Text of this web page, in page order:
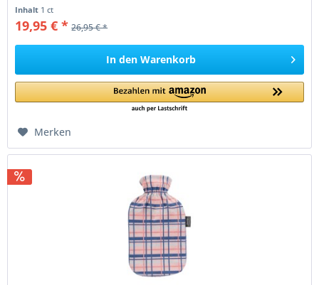
Inhalt 1 ct
19,95 € * 26,95 € *
In den Warenkorb
Merken